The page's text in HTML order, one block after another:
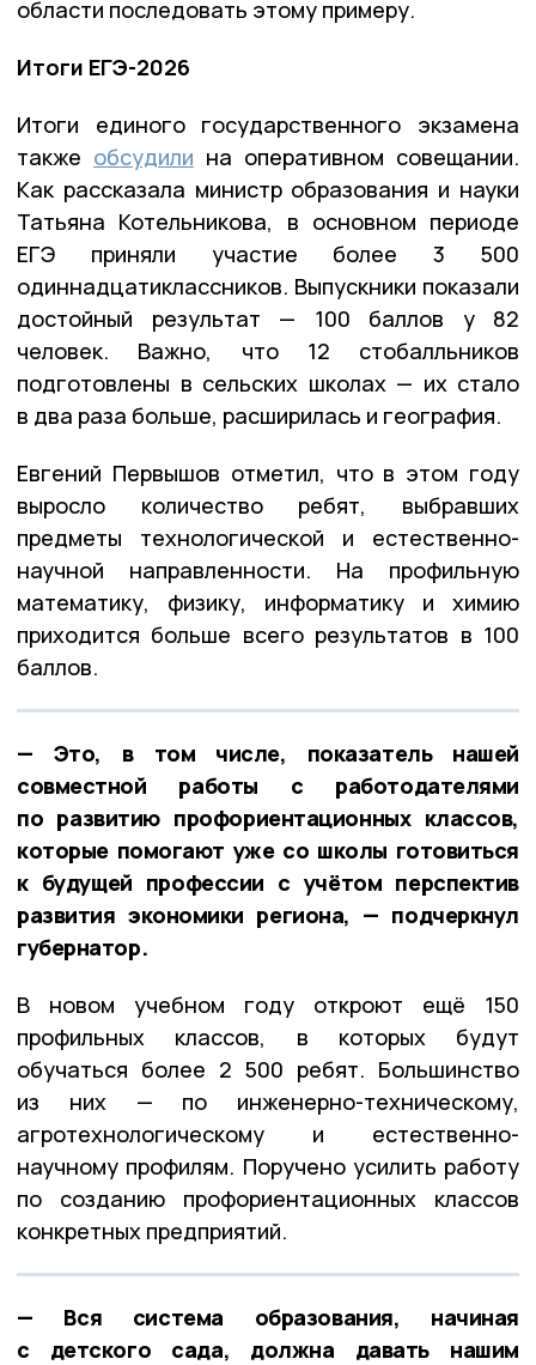
области последовать этому примеру.
Итоги ЕГЭ-2026
Итоги единого государственного экзамена
также обсудили на оперативном совещании.
Как рассказала министр образования и науки
Татьяна Котельникова, в основном периоде
ЕГЭ приняли участие более 3 500
одиннадцатиклассников. Выпускники показали
достойный результат — 100 баллов у 82
человек. Важно, что 12 стобалльников
подготовлены в сельских школах — их стало
в два раза больше, расширилась и география.
Евгений Первышов отметил, что в этом году
выросло количество ребят, выбравших
предметы технологической и естественно-
научной направленности. На профильную
математику, физику, информатику и химию
приходится больше всего результатов в 100
баллов.
— Это, в том числе, показатель нашей
совместной работы с работодателями
по развитию профориентационных классов,
которые помогают уже со школы готовиться
к будущей профессии с учётом перспектив
развития экономики региона, — подчеркнул
губернатор.
В новом учебном году откроют ещё 150
профильных классов, в которых будут
обучаться более 2 500 ребят. Большинство
из них — по инженерно-техническому,
агротехнологическому и естественно-
научному профилям. Поручено усилить работу
по созданию профориентационных классов
конкретных предприятий.
— Вся система образования, начиная
с детского сада, должна давать нашим